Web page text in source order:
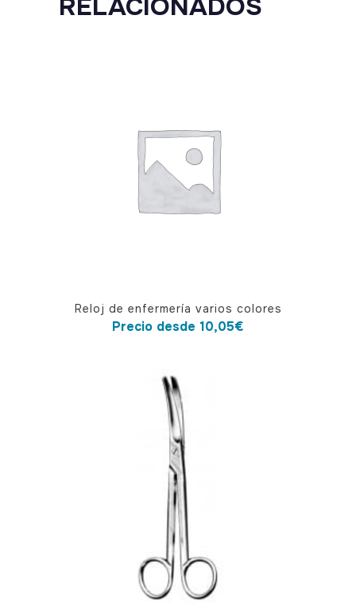
RELACIONADOS
producto
Reloj de enfermería varios colores
Precio desde 10,05€